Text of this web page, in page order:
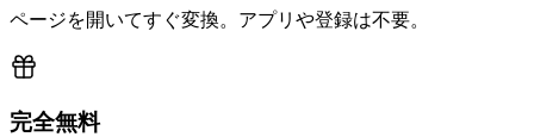
ページを開いてすぐ変換。アプリや登録は不要。
完全無料